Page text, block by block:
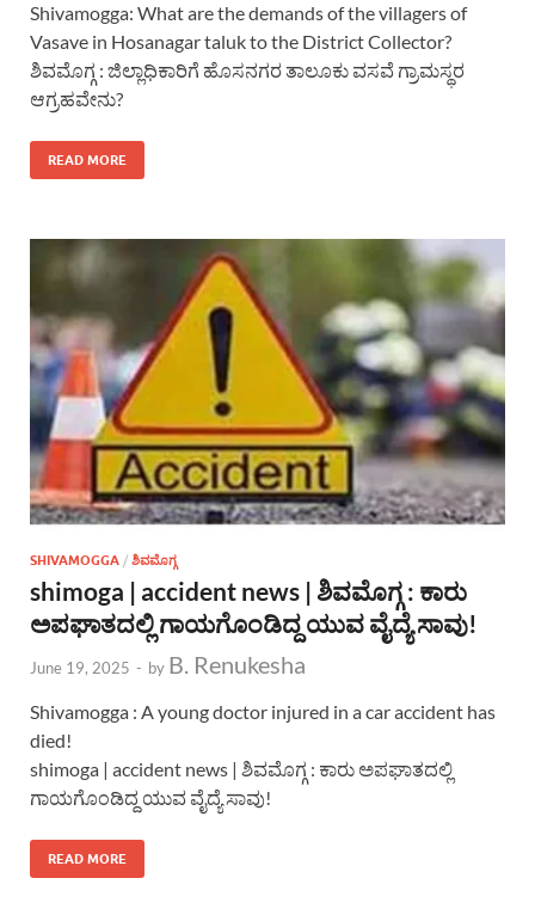
Shivamogga: What are the demands of the villagers of
Vasave in Hosanagar taluk to the District Collector?
ಶಿವಮೊಗ್ಗ : ಜಿಲ್ಲಾಧಿಕಾರಿಗೆ ಹೊಸನಗರ ತಾಲೂಕು ವಸವೆ ಗ್ರಾಮಸ್ಥರ
ಆಗ್ರಹವೇನು?
READ MORE
SHIVAMOGGA / ಶಿವಮೊಗ್ಗ
shimoga | accident news | ಶಿವಮೊಗ್ಗ : ಕಾರು
ಅಪಘಾತದಲ್ಲಿ ಗಾಯಗೊಂಡಿದ್ದ ಯುವ ವೈದ್ಯೆ ಸಾವು!
June 19, 2025 - by B. Renukesha
Shivamogga : A young doctor injured in a car accident has
died!
shimoga | accident news | ಶಿವಮೊಗ್ಗ : ಕಾರು ಅಪಘಾತದಲ್ಲಿ
ಗಾಯಗೊಂಡಿದ್ದ ಯುವ ವೈದ್ಯೆ ಸಾವು!
READ MORE